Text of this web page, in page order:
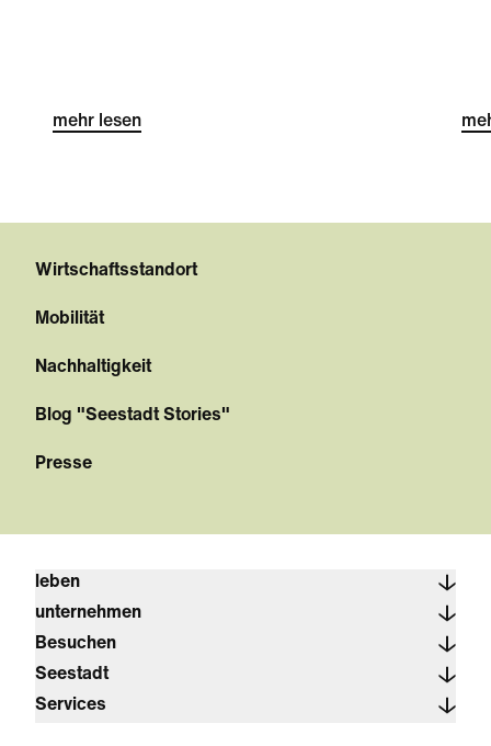
mehr lesen
Wirtschaftsstandort
Mobilität
Nachhaltigkeit
Blog "Seestadt Stories"
Presse
leben
unternehmen
Besuchen
Seestadt
Services